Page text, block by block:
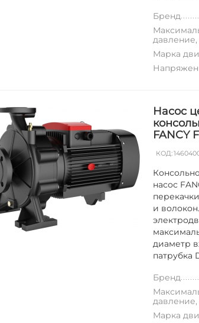
Бренд
давление,
Марка
Насос
FANCY
КОД:
насос
и
диаметр
патрубка
Бренд
давление,
Марка